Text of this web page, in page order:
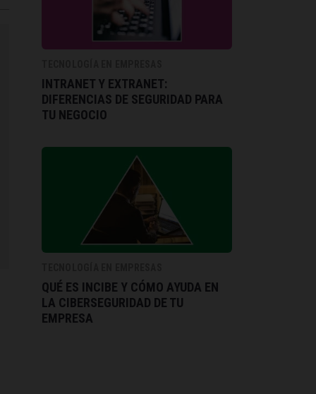
INTRANET Y EXTRANET:
DIFERENCIAS DE SEGURIDAD PARA
TU NEGOCIO
QUÉ ES INCIBE Y CÓMO AYUDA EN
LA CIBERSEGURIDAD DE TU
EMPRESA